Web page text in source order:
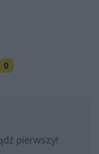
0
pierwszy!